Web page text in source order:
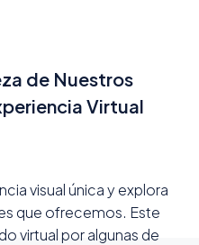
de Nuestros
Virtual
visual única y explora
que ofrecemos. Este
virtual por algunas de